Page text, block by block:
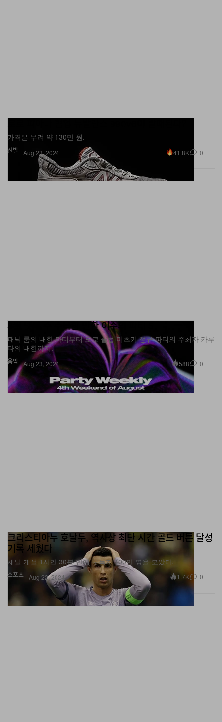
신발
가격은 무려 약 130만 원.
Aug 23, 2024 41.8K 0
음악
8월 넷째 주 주목할 만한 이주의 파티 5
패닉 룸의 내한 파티부터 도쿄 클럽 미츠키 정규 파티의 주최자 카루
타의 내한까지.
Aug 23, 2024 588 0
스포츠
크리스티아누 호날두, 역사상 최단 시간 골드 버튼 달성
기록 세웠다
채널 개설 1시간 30분 만에 구독자 100만 명을 모았다.
Aug 22, 2024 1.7K 0